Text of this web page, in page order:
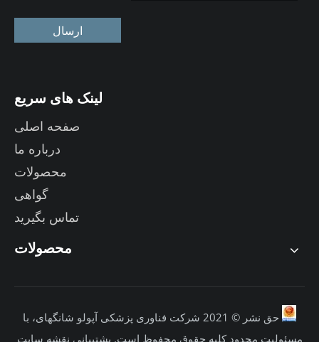
ارسال
لینک های سریع
صفحه اصلی
درباره ما
محصولات
گواهی
تماس بگیرید
محصولات
حق نشر © 2021 شرکت فناوری پزشکی آپولو شانگهای، با
مسئولیت محدود کلیه حقوق محفوظ است. پشتیبانی نقشه سایت